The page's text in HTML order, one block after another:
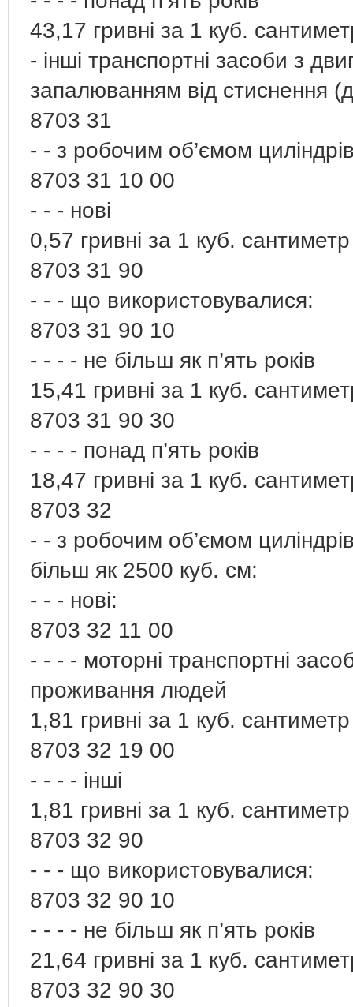
43,17 гривні за 1 куб.
- інші транспортні засоби з
запалюванням від стиснення
8703 31
- - з робочим об’ємом
8703 31 10 00
- - - нові
0,57 гривні за 1 куб.
8703 31 90
- - - що використовувалися:
8703 31 90 10
- - - - не більш як п’ять років
15,41 гривні за 1 куб.
8703 31 90 30
- - - - понад п’ять років
18,47 гривні за 1 куб.
8703 32
- - з робочим об’ємом
більш як 2500 куб. см:
- - - нові:
8703 32 11 00
- - - - моторні транспортні
проживання людей
1,81 гривні за 1 куб.
8703 32 19 00
- - - - інші
1,81 гривні за 1 куб.
8703 32 90
- - - що використовувалися:
8703 32 90 10
- - - - не більш як п’ять років
21,64 гривні за 1 куб.
8703 32 90 30